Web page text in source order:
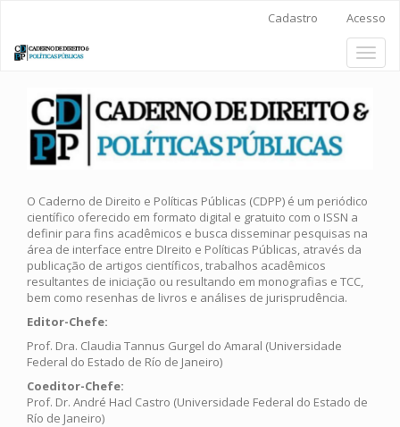
Content
Cadastro Acesso
Toggle
O Caderno de Direito e Políticas Públicas (CDPP) é um periódico
científico oferecido em formato digital e gratuito com o ISSN a
definir para fins acadêmicos e busca disseminar pesquisas na
área de interface entre DIreito e Políticas Públicas, através da
publicação de artigos científicos, trabalhos acadêmicos
resultantes de iniciação ou resultando em monografias e TCC,
bem como resenhas de livros e análises de jurisprudência.
Editor-Chefe:
Prof. Dra. Claudia Tannus Gurgel do Amaral (Universidade
Federal do Estado de Río de Janeiro)
Coeditor-Chefe:
Prof. Dr. André Hacl Castro (Universidade Federal do Estado de
Río de Janeiro)